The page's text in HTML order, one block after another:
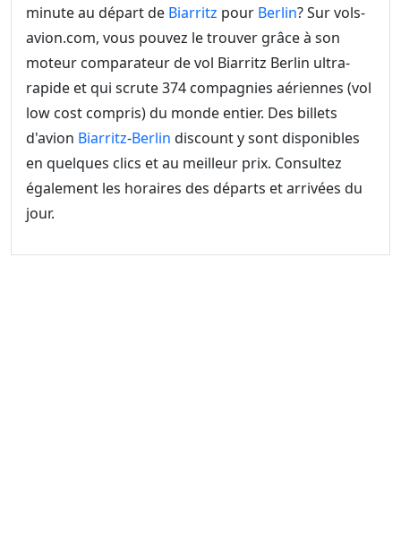
minute au départ de Biarritz pour Berlin? Sur vols-
avion.com, vous pouvez le trouver grâce à son
moteur comparateur de vol Biarritz Berlin ultra-
rapide et qui scrute 374 compagnies aériennes (vol
low cost compris) du monde entier. Des billets
d'avion Biarritz-Berlin discount y sont disponibles
en quelques clics et au meilleur prix. Consultez
également les horaires des départs et arrivées du
jour.